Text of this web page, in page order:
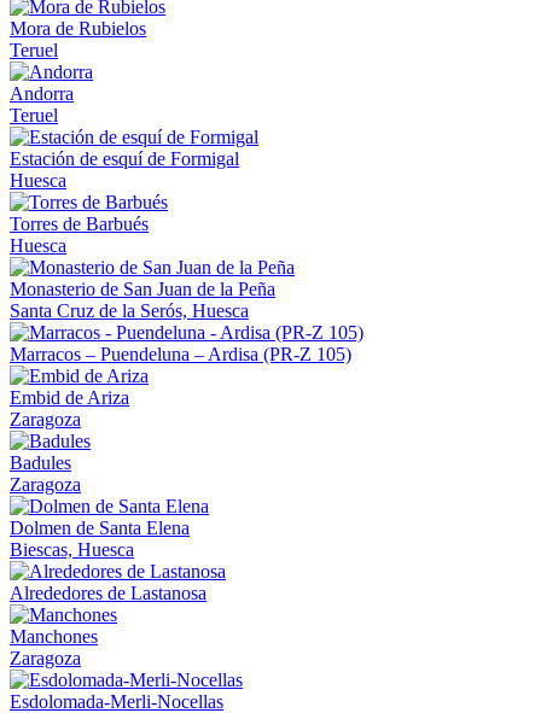
Mora de Rubielos
Teruel
Andorra
Teruel
Estación de esquí de Formigal
Huesca
Torres de Barbués
Huesca
Monasterio de San Juan de la Peña
Santa Cruz de la Serós, Huesca
Marracos – Puendeluna – Ardisa (PR-Z 105)
Embid de Ariza
Zaragoza
Badules
Zaragoza
Dolmen de Santa Elena
Biescas, Huesca
Alrededores de Lastanosa
Manchones
Zaragoza
Esdolomada-Merli-Nocellas